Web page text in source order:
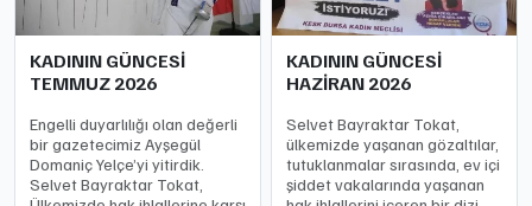
KADININ GÜNCESİ
TEMMUZ 2026
Engelli duyarlılığı olan değerli
bir gazetecimiz Ayşegül
Domaniç Yelçe’yi yitirdik.
Selvet Bayraktar Tokat,
KADININ GÜNCESİ
HAZİRAN 2026
Selvet Bayraktar Tokat,
ülkemizde yaşanan gözaltılar,
tutuklanmalar sırasında, ev içi
şiddet vakalarında yaşanan